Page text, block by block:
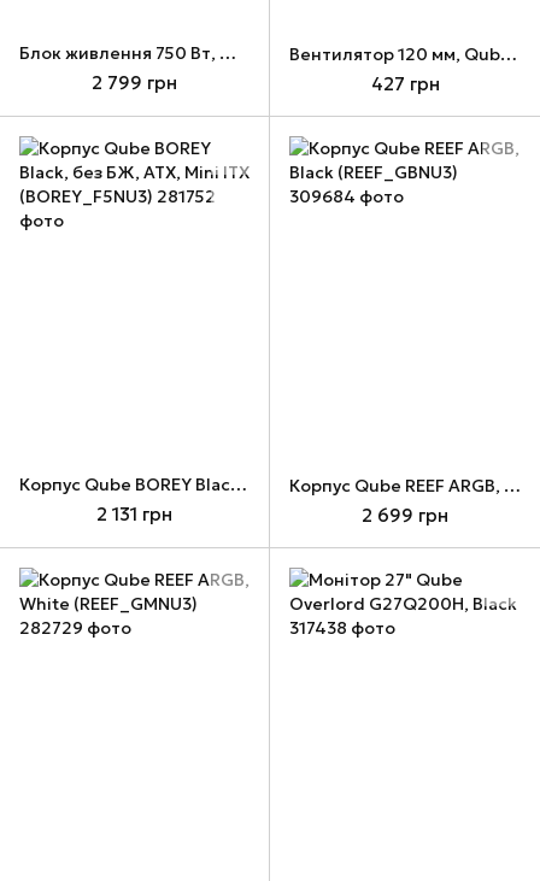
Блок живлення 750 Вт, Qube (QBC-CSB-750W-80B)
2 799 грн
Вентилятор 120 мм, Qube FR-701, Black, 120х120х25 мм (FR-701ARGB)
427 грн
Корпус Qube BOREY Black, без БЖ, ATX, Mini ITX (BOREY_F5NU3)
2 131 грн
Корпус Qube REEF ARGB, Black (REEF_GBNU3)
2 699 грн